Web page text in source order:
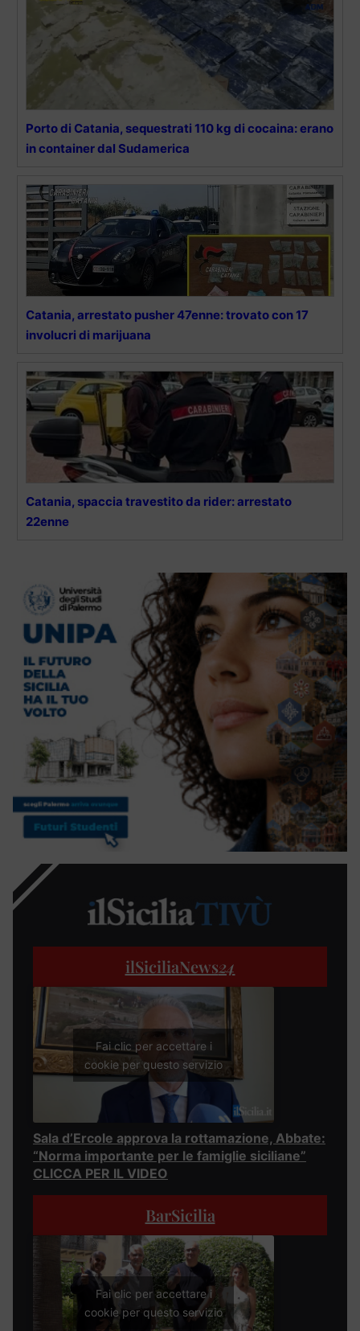
Porto di Catania, sequestrati 110 kg di cocaina: erano
in container dal Sudamerica
Catania, arrestato pusher 47enne: trovato con 17
involucri di marijuana
Catania, spaccia travestito da rider: arrestato
22enne
ilSiciliaNews24
Fai clic per accettare i
cookie per questo servizio
Sala d’Ercole approva la rottamazione, Abbate:
“Norma importante per le famiglie siciliane”
CLICCA PER IL VIDEO
BarSicilia
Fai clic per accettare i
cookie per questo servizio